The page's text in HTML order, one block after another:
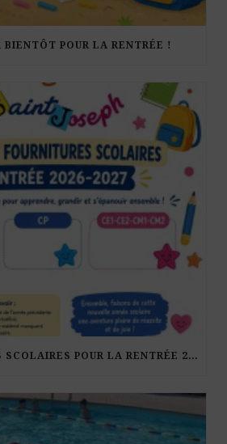
POUR LA RENTRÉE !
LES FOURNITURES SCOLAIRES POUR LA RENTRÉE 2026-27